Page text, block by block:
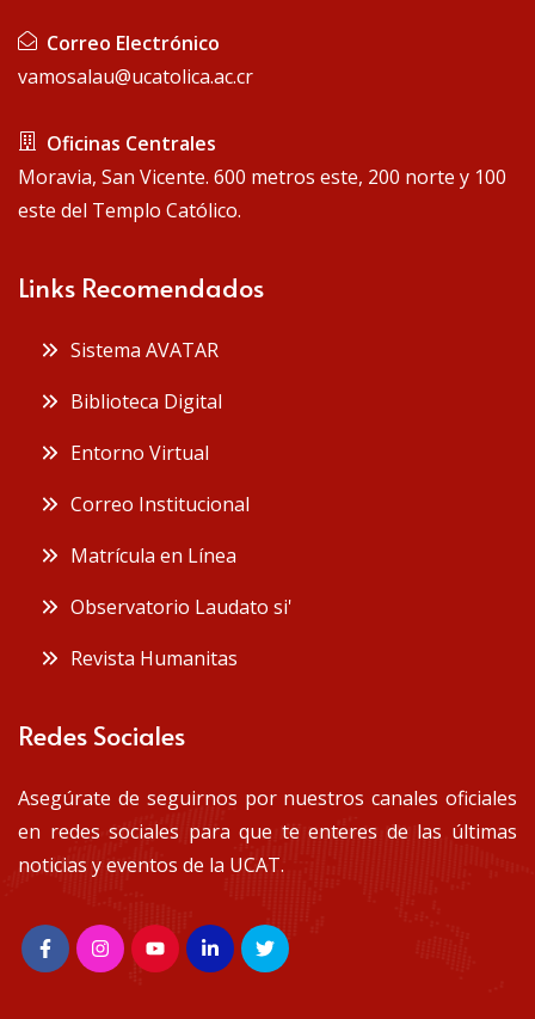
Correo Electrónico
vamosalau@ucatolica.ac.cr
Oficinas Centrales
Moravia, San Vicente. 600 metros este, 200 norte y 100
este del Templo Católico.
Links Recomendados
Sistema AVATAR
Biblioteca Digital
Entorno Virtual
Correo Institucional
Matrícula en Línea
Observatorio Laudato si'
Revista Humanitas
Redes Sociales
Asegúrate de seguirnos por nuestros canales oficiales
en redes sociales para que te enteres de las últimas
noticias y eventos de la UCAT.